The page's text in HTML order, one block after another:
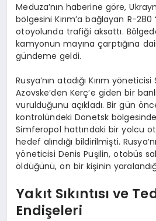
Meduza’nın haberine göre,
bölgesini Kırım’a bağlayan R-280
otoyolunda trafiği aksattı.
kamyonun mayına çarptığına
gündeme geldi.
Rusya’nın atadığı Kırım
Azovske’den Kerç’e giden bir
vurulduğunu açıkladı. Bir gün
kontrolündeki Donetsk
Simferopol hattındaki bir yolcu
hedef alındığı bildirilmişti.
yöneticisi Denis Puşilin, otobüs
öldüğünü, on bir kişinin
Yakıt Sıkıntısı ve
Endişeleri